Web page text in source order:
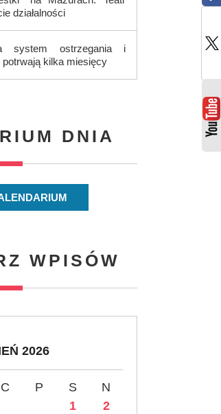
działalności
system ostrzegania i
kilka miesięcy
DNIA
WPISÓW
2026
C P S
N
1
2